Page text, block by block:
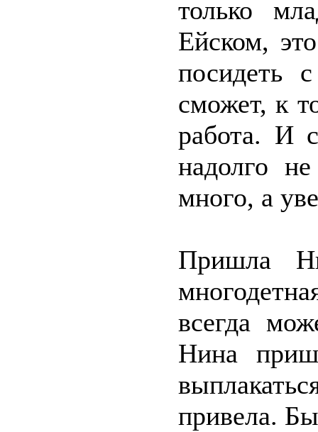
только
Ейском,
посидеть
сможет, к
работа. И
надолго
много, а
Пришла
всегда
Нина
привела.